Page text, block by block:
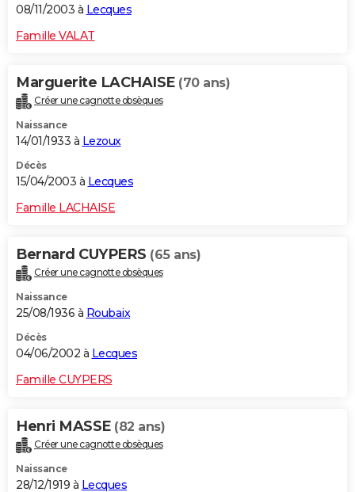
08/11/2003 à Lecques
Famille VALAT
Marguerite LACHAISE (70 ans)
Créer une cagnotte obsèques
Naissance
14/01/1933 à Lezoux
Décès
15/04/2003 à Lecques
Famille LACHAISE
Bernard CUYPERS (65 ans)
Créer une cagnotte obsèques
Naissance
25/08/1936 à Roubaix
Décès
04/06/2002 à Lecques
Famille CUYPERS
Henri MASSE (82 ans)
Créer une cagnotte obsèques
Naissance
28/12/1919 à Lecques